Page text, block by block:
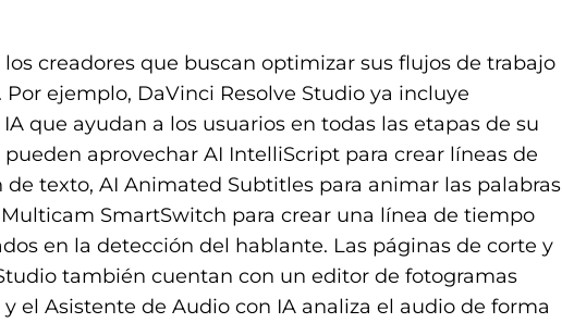
creadores que buscan optimizar sus flujos de trabajo
ejemplo, DaVinci Resolve Studio ya incluye
que ayudan a los usuarios en todas las etapas de su
aprovechar AI IntelliScript para crear líneas de
texto, AI Animated Subtitles para animar las palabras
SmartSwitch para crear una línea de tiempo
​​en la detección del hablante. Las páginas de corte y
también cuentan con un editor de fotogramas
el Asistente de Audio con IA analiza el audio de forma